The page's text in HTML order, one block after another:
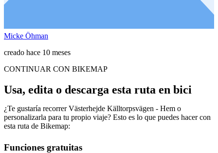
Micke Öhman
creado hace 10 meses
CONTINUAR CON BIKEMAP
Usa, edita o descarga esta ruta en bici
¿Te gustaría recorrer Västerhejde Källtorpsvägen - Hem o
personalizarla para tu propio viaje? Esto es lo que puedes hacer con
esta ruta de Bikemap:
Funciones gratuitas